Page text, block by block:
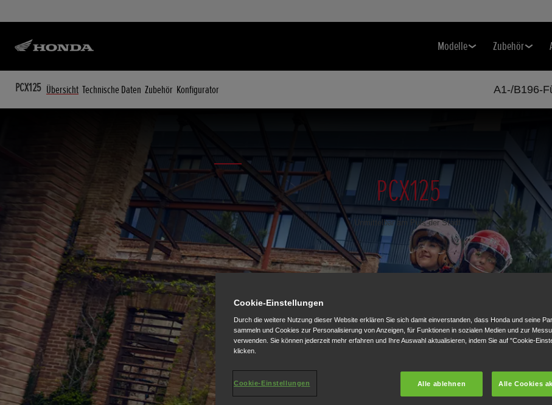
Modelle Zubehör
PCX125 Übersicht Technische Daten Zubehör Konfigurator A1-/B196-
PCX125
Unmittelbar am Puls der Stadt
Cookie-Einstellungen
Durch die weitere Nutzung dieser Website erklären Sie sich damit einverstanden, dass Honda und seine
sammeln und Cookies zur Personalisierung von Anzeigen, für Funktionen in sozialen Medien und zur
verwenden. Sie können jederzeit mehr erfahren und Ihre Auswahl aktualisieren, indem Sie auf "Cookie-
klicken.
Alle ablehnen Alle Cookies
Cookie-Einstellungen